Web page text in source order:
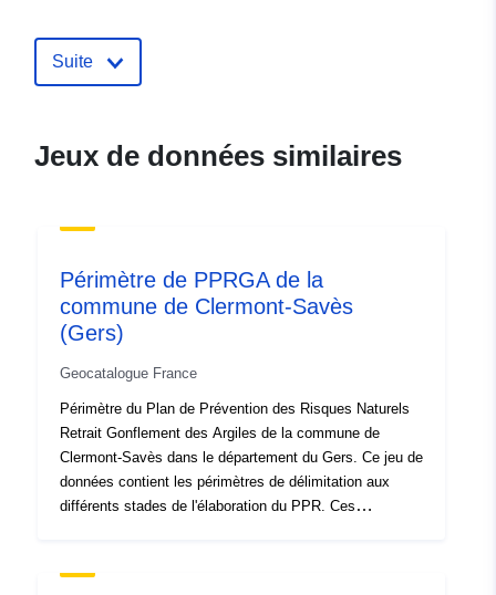
Identificateurs:
76b1-40cc-b22d-
120066022-srv-c3332ab7-7ec8-
44e9-a74f-2bdb1afbc0ae
Type:
codelist/ResourceType/services
Suite
Jeux de données similaires
Périmètre de PPRGA de la
commune de Clermont-Savès
(Gers)
Geocatalogue France
Périmètre du Plan de Prévention des Risques Naturels
Retrait Gonflement des Argiles de la commune de
Clermont-Savès dans le département du Gers. Ce jeu de
données contient les périmètres de délimitation aux
différents stades de l'élaboration du PPR. Ces
à compter d'une date définie. Il s'agit du :- périmètre